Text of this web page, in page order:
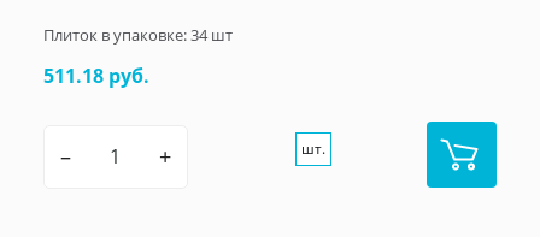
Плиток в упаковке:34шт
511.18 руб.
– + шт.